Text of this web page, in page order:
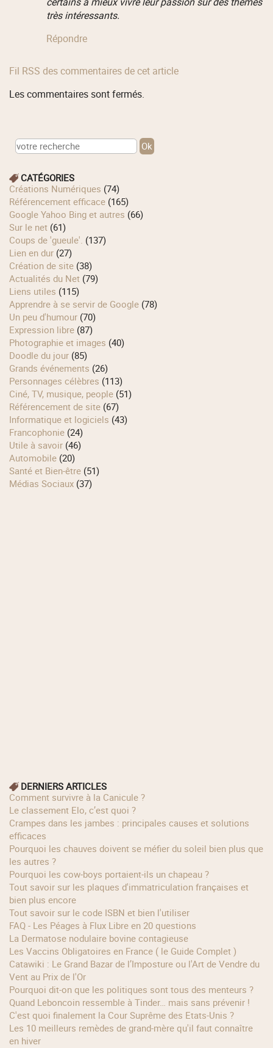
très intéressants.
Répondre
Fil RSS des commentaires de cet article
Les commentaires sont fermés.
CATÉGORIES
Créations Numériques (74)
Référencement efficace (165)
Google Yahoo Bing et autres (66)
Sur le net (61)
Coups de 'gueule'. (137)
Lien en dur (27)
Création de site (38)
Actualités du Net (79)
Liens utiles (115)
Apprendre à se servir de Google (78)
Un peu d'humour (70)
Expression libre (87)
Photographie et images (40)
Doodle du jour (85)
Grands événements (26)
Personnages célèbres (113)
Ciné, TV, musique, people (51)
Référencement de site (67)
Informatique et logiciels (43)
Francophonie (24)
Utile à savoir (46)
Automobile (20)
Santé et Bien-être (51)
Médias Sociaux (37)
DERNIERS ARTICLES
Comment survivre à la Canicule ?
Le classement Elo, c’est quoi ?
Crampes dans les jambes : principales causes et solutions
efficaces
Pourquoi les chauves doivent se méfier du soleil bien plus que
les autres ?
Pourquoi les cow‑boys portaient‑ils un chapeau ?
Tout savoir sur les plaques d'immatriculation françaises et
bien plus encore
Tout savoir sur le code ISBN et bien l'utiliser
FAQ - Les Péages à Flux Libre en 20 questions
La Dermatose nodulaire bovine contagieuse
Les Vaccins Obligatoires en France ( le Guide Complet )
Catawiki : Le Grand Bazar de l’Imposture ou l'Art de Vendre du
Vent au Prix de l'Or
Pourquoi dit-on que les politiques sont tous des menteurs ?
Quand Leboncoin ressemble à Tinder… mais sans prévenir !
C'est quoi finalement la Cour Suprême des Etats-Unis ?
Les 10 meilleurs remèdes de grand-mère qu'il faut connaître
en hiver